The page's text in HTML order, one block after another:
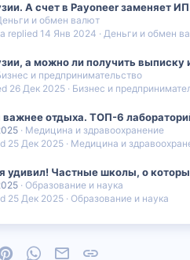
А счет в Payoneer заменяет
и обмен валют
Деньги и обмен
14 Янв 2024
а можно ли получить
и предпринимательство
Бизнес и
26 Дек 2025
важнее отдыха. ТОП-6
Медицина и здравоохранение
Медицина и
25 Дек 2025
удивил! Частные школы, о
Образование и наука
Образование и наука
25 Дек 2025
PinterestWhatsAppЭлектронная почта